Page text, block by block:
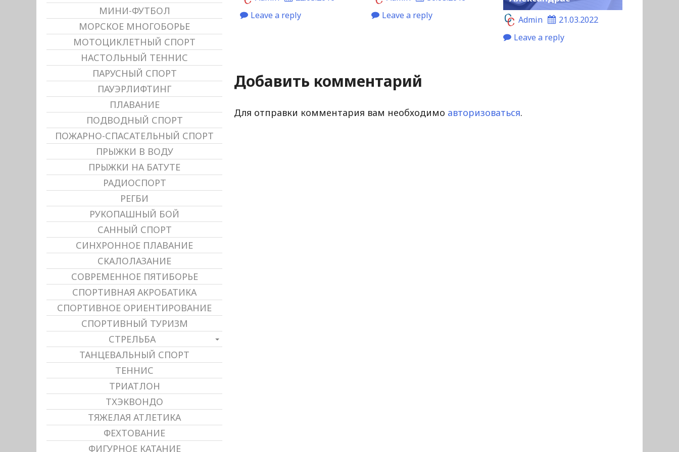
Leave a reply
Leave a reply
Admin
21.03.2022
Leave a reply
Добавить комментарий
Для отправки комментария вам необходимо авторизоваться.
МИНИ-ФУТБОЛ
МОРСКОЕ МНОГОБОРЬЕ
МОТОЦИКЛЕТНЫЙ СПОРТ
НАСТОЛЬНЫЙ ТЕННИС
ПАРУСНЫЙ СПОРТ
ПАУЭРЛИФТИНГ
ПЛАВАНИЕ
ПОДВОДНЫЙ СПОРТ
ПОЖАРНО-СПАСАТЕЛЬНЫЙ СПОРТ
ПРЫЖКИ В ВОДУ
ПРЫЖКИ НА БАТУТЕ
РАДИОСПОРТ
РЕГБИ
РУКОПАШНЫЙ БОЙ
САННЫЙ СПОРТ
СИНХРОННОЕ ПЛАВАНИЕ
СКАЛОЛАЗАНИЕ
СОВРЕМЕННОЕ ПЯТИБОРЬЕ
СПОРТИВНАЯ АКРОБАТИКА
СПОРТИВНОЕ ОРИЕНТИРОВАНИЕ
СПОРТИВНЫЙ ТУРИЗМ
СТРЕЛЬБА
ТАНЦЕВАЛЬНЫЙ СПОРТ
ТЕННИС
ТРИАТЛОН
ТХЭКВОНДО
ТЯЖЕЛАЯ АТЛЕТИКА
ФЕХТОВАНИЕ
ФИГУРНОЕ КАТАНИЕ